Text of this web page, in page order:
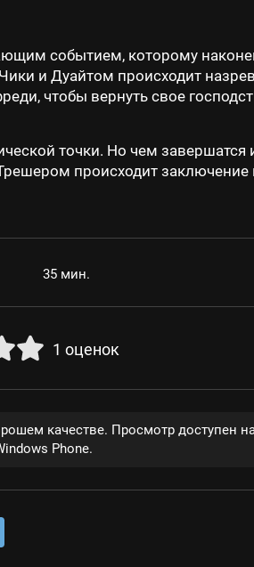
событием, которому
и Дуайтом происходит
чтобы вернуть свое
точки. Но чем завершатся
происходит заключение
35 мин.
1 оценок
качестве. Просмотр доступен
Phone.